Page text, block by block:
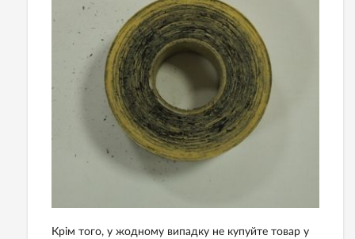
Крім того, у жодному випадку не купуйте товар у